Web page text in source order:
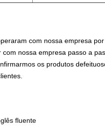
com nossa empresa
nossa empresa passo a
os produtos
fluente